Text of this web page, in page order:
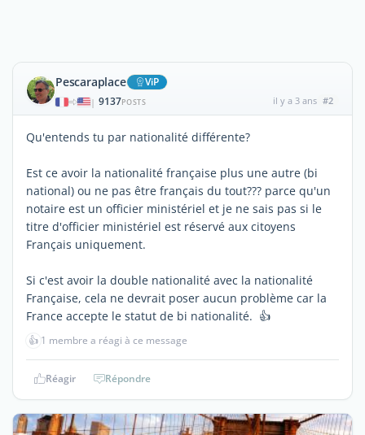
Pescaraplace ViP
| 9137POSTS il y a 3 ans #2
Qu'entends tu par nationalité différente?
Est ce avoir la nationalité française plus une autre (bi
national) ou ne pas être français du tout??? parce qu'un
notaire est un officier ministériel et je ne sais pas si le
titre d'officier ministériel est réservé aux citoyens
Français uniquement.
Si c'est avoir la double nationalité avec la nationalité
Française, cela ne devrait poser aucun problème car la
France accepte le statut de bi nationalité. 👍
👍 1 membre a réagi à ce message
Réagir Répondre